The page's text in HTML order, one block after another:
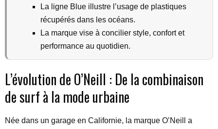
La ligne Blue illustre l’usage de plastiques
récupérés dans les océans.
La marque vise à concilier style, confort et
performance au quotidien.
L’évolution de O’Neill : De la combinaison
de surf à la mode urbaine
Née dans un garage en Californie, la marque O’Neill a